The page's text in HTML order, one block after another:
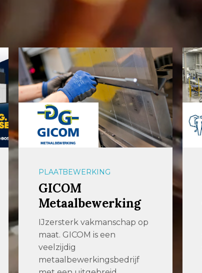
PLAATBEWERKING
GICOM
Metaalbewerking
IJzersterk vakmanschap op
maat. GICOM is een
veelzijdig
metaalbewerkingsbedrijf